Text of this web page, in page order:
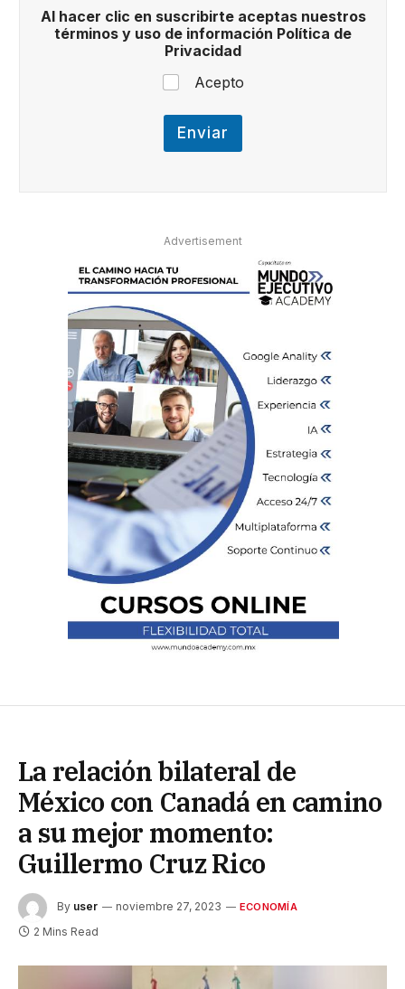
Al hacer clic en suscribirte aceptas nuestros
términos y uso de información Política de
Privacidad
Acepto
Enviar
Advertisement
La relación bilateral de
México con Canadá en camino
a su mejor momento:
Guillermo Cruz Rico
By user noviembre 27, 2023 ECONOMÍA
2 Mins Read